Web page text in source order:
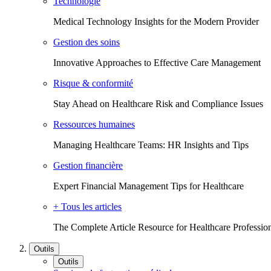
Medical Technology Insights for the Modern Provider
Gestion des soins
Innovative Approaches to Effective Care Management
Risque & conformité
Stay Ahead on Healthcare Risk and Compliance Issues
Ressources humaines
Managing Healthcare Teams: HR Insights and Tips
Gestion financière
Expert Financial Management Tips for Healthcare
+ Tous les articles
The Complete Article Resource for Healthcare
Outils
Outils